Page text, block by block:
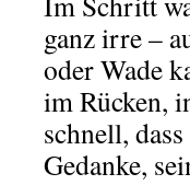
ganz irre –
oder Wade
im Rücken,
schnell,
Gedanke,